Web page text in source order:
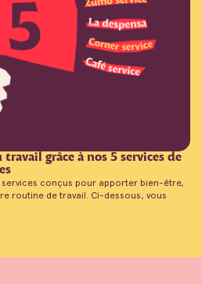
grâce à nos 5 services de
conçus pour apporter bien-être,
routine de travail. Ci-dessous, vous